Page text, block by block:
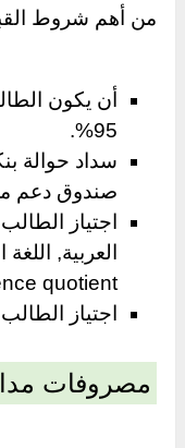
من أهم شروط
أن يكون
95%.
صندوق دعم
اجتياز
العربية,
quotient.
اجتياز
مصروفات